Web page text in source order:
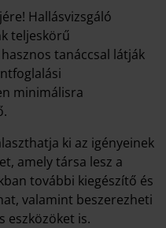
Hallásvizsgáló
teljeskörű
tanáccsal látják
minimálisra
ki az igényeinek
amely társa lesz a
további kiegészítő és
valamint beszerezheti
eszközöket is.